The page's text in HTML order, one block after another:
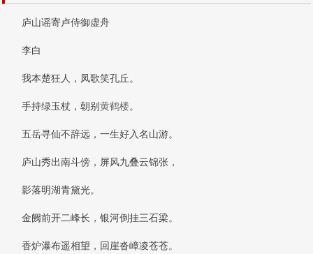
庐山谣寄卢侍御虚舟
李白
我本楚狂人，凤歌笑孔丘。
手持绿玉杖，朝别 黄鹤楼。
五岳寻仙不辞远，一生好入名山游。
庐山秀出南斗傍，屏风九叠云锦张，
影落明湖青黛光。
金阙前开二峰长，银河倒挂三石梁。
香炉瀑布遥相望，回崖沓嶂凌苍苍。